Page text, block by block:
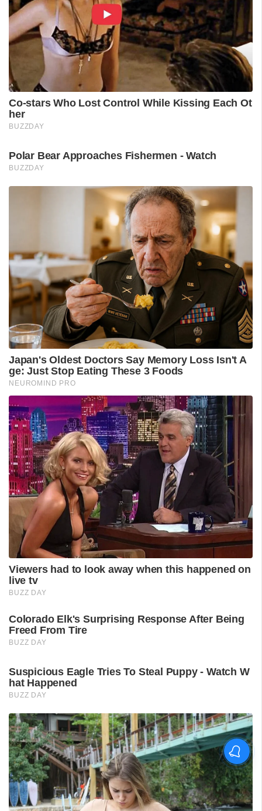
'കാതങ്ങൾ ദൂരെ'; 'ഇറ്റ്സ് എ
മെഡിക്കൽ മിറാക്കിൾ' ആദ്യ
ഗാനം പുറത്ത്